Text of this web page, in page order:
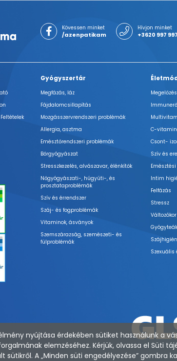
Kövessen minket
/azenpatikam
Hívjon minket
+3620 997
Gyógyszertár
Megfázás, láz
Fájdalomcsillapítás
Mozgásszervrendszeri problémák
Allergia, asztma
Emésztőrendszeri problémák
Bőrgyógyászat
Stresszkezelés, alvászavar, élénkítők
Nőgyógyászati-, húgyúti-, és
prosztataproblémák
Szív és érrendszer
Száj- és fogproblémák
Vitaminok, ásványok
Szemszárazság, szemészeti- és
fülproblémák
C-
Csont-
Szív és
Intim
Felfázás
Stressz
Változókor
Gyógyteák
Szexuális
nyújtása érdekében sütiket használunk a
elemzéséhez. Kérjük, olvassa el Süti
sütikről. A „Minden süti engedélyezése” gombra